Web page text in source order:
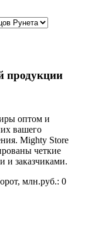
продукции
оптом и
вашего
Mighty Store
четкие
и заказчиками.
млн.руб.: 0